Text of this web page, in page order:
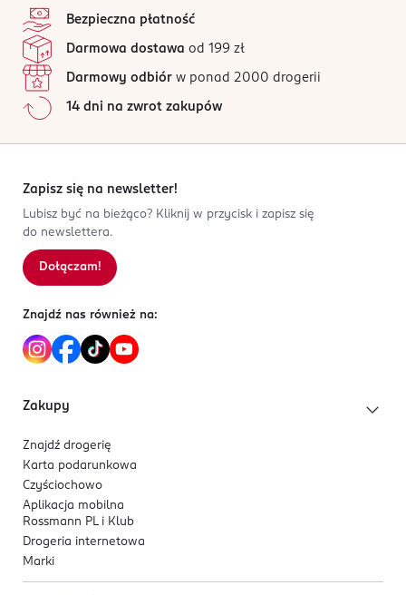
Bezpieczna płatność
Darmowa dostawa od 199 zł
Darmowy odbiór w ponad 2000 drogerii
14 dni na zwrot zakupów
Zapisz się na newsletter!
Lubisz być na bieżąco? Kliknij w przycisk i zapisz się
do newslettera.
Dołączam!
Znajdź nas również na:
Zakupy
Znajdź drogerię
Karta podarunkowa
Czyściochowo
Aplikacja mobilna
Rossmann PL i Klub
Drogeria internetowa
Marki